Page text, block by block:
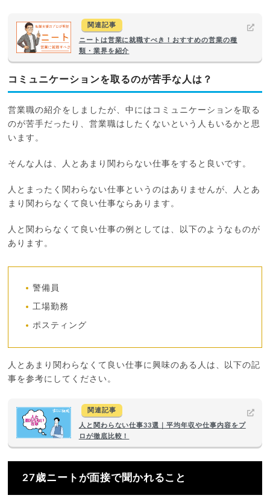
関連記事
ニートは営業に就職すべき！おすすめの営業の種
類・業界を紹介
コミュニケーションを取るのが苦手な人は？
営業職の紹介をしましたが、中にはコミュニケーションを取る
のが苦手だったり、営業職はしたくないという人もいるかと思
います。
そんな人は、人とあまり関わらない仕事をすると良いです。
人とまったく関わらない仕事というのはありませんが、人とあ
まり関わらなくて良い仕事ならあります。
人と関わらなくて良い仕事の例としては、以下のようなものが
あります。
警備員
工場勤務
ポスティング
人とあまり関わらなくて良い仕事に興味のある人は、以下の記
事を参考にしてください。
関連記事
人と関わらない仕事33選｜平均年収や仕事内容をプ
ロが徹底比較！
27歳ニートが面接で聞かれること